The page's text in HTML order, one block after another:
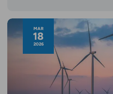
MAR
18
2026